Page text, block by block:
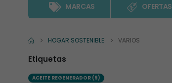
MARCAS OFERTAS
HOGAR SOSTENIBLE VARIOS
Etiquetas
ACEITE REGENERADOR(9)